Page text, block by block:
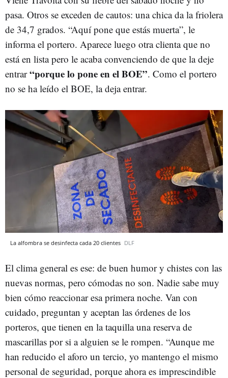
pasa. Otros se exceden de cautos: una chica da la friolera
de 34,7 grados. “Aquí pone que estás muerta”, le
informa el portero. Aparece luego otra clienta que no
está en lista pero le acaba convenciendo de que la deje
entrar“porque lo pone en el BOE”. Como el portero
no se ha leído el BOE, la deja entrar.
La alfombra se desinfecta cada 20 clientes DLF
El clima general es ese: de buen humor y chistes con las
nuevas normas, pero cómodas no son. Nadie sabe muy
bien cómo reaccionar esa primera noche. Van con
cuidado, preguntan y aceptan las órdenes de los
porteros, que tienen en la taquilla una reserva de
mascarillas por si a alguien se le rompen. “Aunque me
han reducido el aforo un tercio, yo mantengo el mismo
personal de seguridad, porque ahora es imprescindible